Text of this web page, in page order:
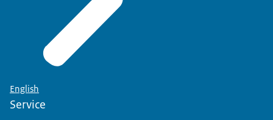
English
Service